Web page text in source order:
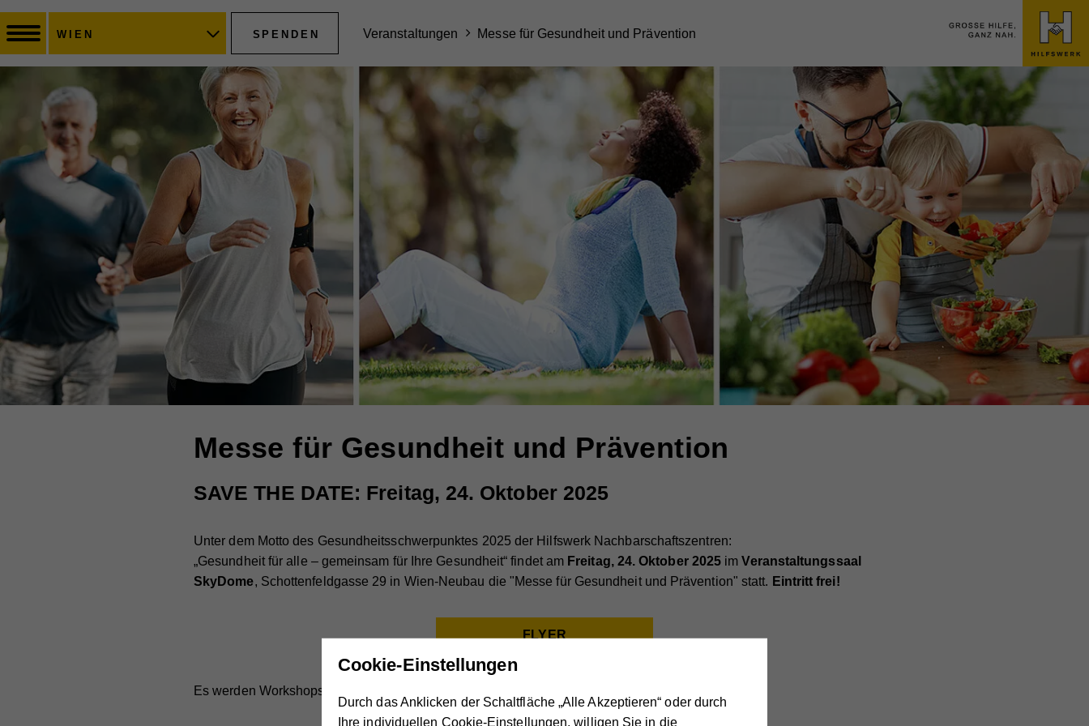
WIEN SPENDEN Veranstaltungen Messe für Gesundheit und Prävention
Messe für Gesundheit und Prävention
SAVE THE DATE: Freitag, 24. Oktober 2025
Unter dem Motto des Gesundheitsschwerpunktes 2025 der Hilfswerk Nachbarschaftszentren:
„Gesundheit für alle – gemeinsam für Ihre Gesundheit“ findet am Freitag, 24. Oktober 2025 imVeranstaltungssaal
SkyDome, Schottenfeldgasse 29 in Wien-Neubau die "Messe für Gesundheit und Prävention" statt. Eintritt frei!
FLYER
Es werden Workshops und Vorträge sowie ein buntes Bühnenprogramm geboten:
Cookie-Einstellungen
Durch das Anklicken der Schaltfläche „Alle Akzeptieren“ oder durch
Ihre individuellen Cookie-Einstellungen, willigen Sie in die